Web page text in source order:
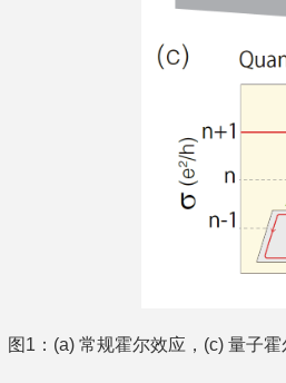
图1：(a) 常规霍尔效应，(c) 量子